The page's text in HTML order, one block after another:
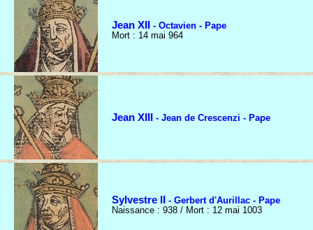
Jean XII - Octavien - Pape
Mort : 14 mai 964
Jean XIII - Jean de Crescenzi - Pape
Sylvestre II - Gerbert d'Aurillac - Pape
Naissance : 938 / Mort : 12 mai 1003